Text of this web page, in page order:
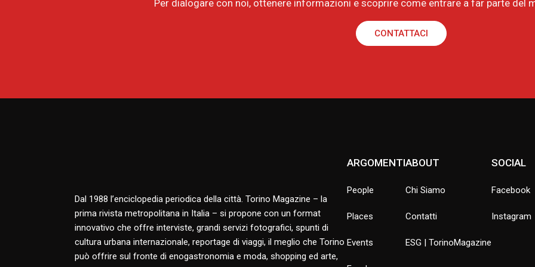
Per dialogare con noi, ottenere informazioni e scoprire come entrare a far parte del
CONTATTACI
Dal 1988 l’enciclopedia periodica della città. Torino Magazine – la
prima rivista metropolitana in Italia – si propone con un format
innovativo che offre interviste, grandi servizi fotografici, spunti di
cultura urbana internazionale, reportage di viaggi, il meglio che Torino
può offrire sul fronte di enogastronomia e moda, shopping ed arte,
ARGOMENTI
People
Places
Events
ABOUT
Chi Siamo
Contatti
ESG | TorinoMagazine
SOCIAL
Facebook
Instagram